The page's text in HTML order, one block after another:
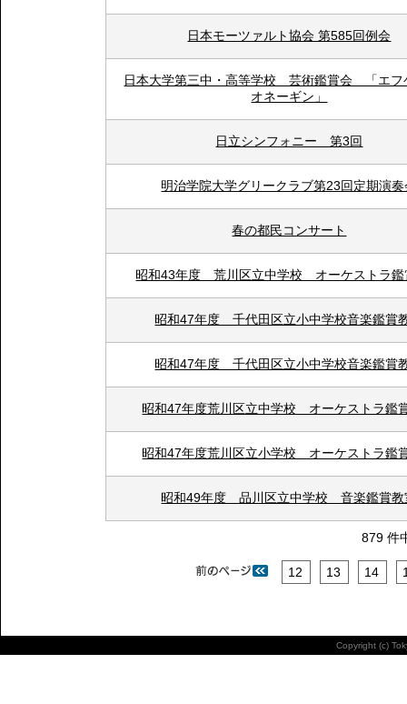
日本モーツァルト協会 第585回例会
日本大学第三中・高等学校 芸術鑑賞会 「エフ
オネーギン」
日立シンフォニー 第3回
明治学院大学グリークラブ第23回定期演
春の都民コンサート
昭和43年度 荒川区立中学校 オーケストラ鑑
昭和47年度 千代田区立小中学校音楽鑑賞
昭和47年度 千代田区立小中学校音楽鑑賞
昭和47年度荒川区立中学校 オーケストラ鑑
昭和47年度荒川区立小学校 オーケストラ鑑
昭和49年度 品川区立中学校 音楽鑑賞教
879 件
12 13 14
Copyright (c)